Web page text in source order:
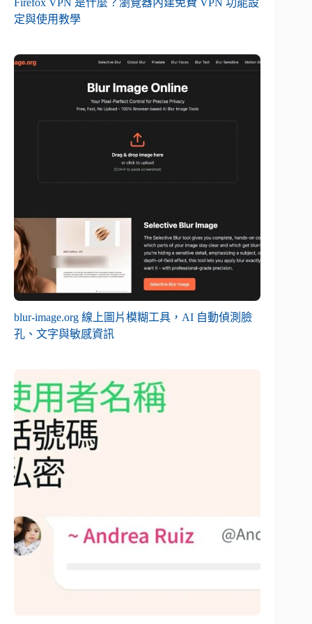
Firefox VPN 是什麼？瀏覽器內建免費 VPN 功能設
定與使用教學
blur-image.org 線上圖片模糊工具，AI 自動偵測臉
孔、文字與敏感資訊